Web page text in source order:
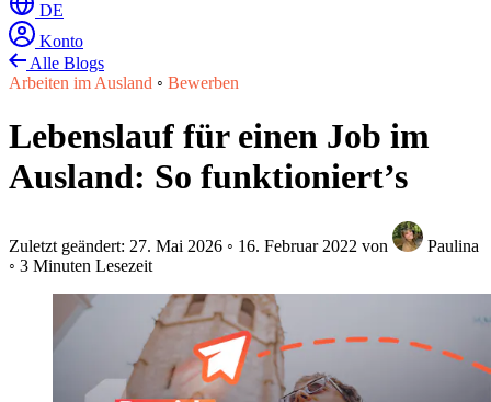
DE
Konto
Alle Blogs
Arbeiten im Ausland ◦ Bewerben
Lebenslauf für einen Job im
Ausland: So funktioniert’s
Zuletzt geändert: 27. Mai 2026 ◦ 16. Februar 2022 von
Paulina
◦ 3 Minuten Lesezeit